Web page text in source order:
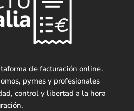
de facturación online.
pymes y profesionales
control y libertad a la hora